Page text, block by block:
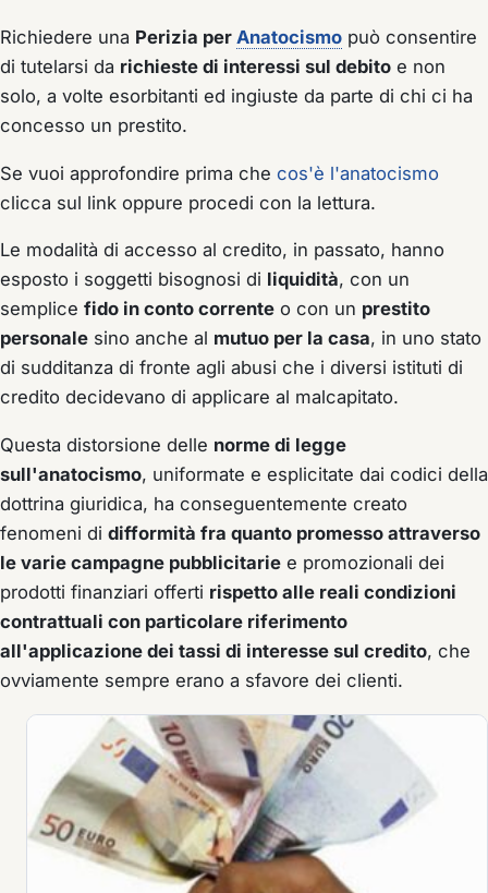
Richiedere una Perizia per Anatocismo può consentire
di tutelarsi da richieste di interessi sul debito e non
solo, a volte esorbitanti ed ingiuste da parte di chi ci ha
concesso un prestito.
Se vuoi approfondire prima che cos'è l'anatocismo
clicca sul link oppure procedi con la lettura.
Le modalità di accesso al credito, in passato, hanno
esposto i soggetti bisognosi di liquidità, con un
semplice fido in conto corrente o con un prestito
personale sino anche al mutuo per la casa, in uno stato
di sudditanza di fronte agli abusi che i diversi istituti di
credito decidevano di applicare al malcapitato.
Questa distorsione delle norme di legge
sull'anatocismo, uniformate e esplicitate dai codici della
dottrina giuridica, ha conseguentemente creato
fenomeni di difformità fra quanto promesso attraverso
le varie campagne pubblicitarie e promozionali dei
prodotti finanziari offerti rispetto alle reali condizioni
contrattuali con particolare riferimento
all'applicazione dei tassi di interesse sul credito, che
ovviamente sempre erano a sfavore dei clienti.